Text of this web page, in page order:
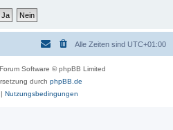
Alle Zeiten sind UTC+01:00
Software © phpBB Limited
durch phpBB.de
Nutzungsbedingungen